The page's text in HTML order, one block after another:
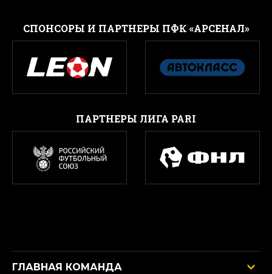
CПОНСОРЫ И ПАРТНЕРЫ ПФК «АРСЕНАЛ»
ПАРТНЕРЫ ЛИГА PARI
ГЛАВНАЯ КОМАНДА